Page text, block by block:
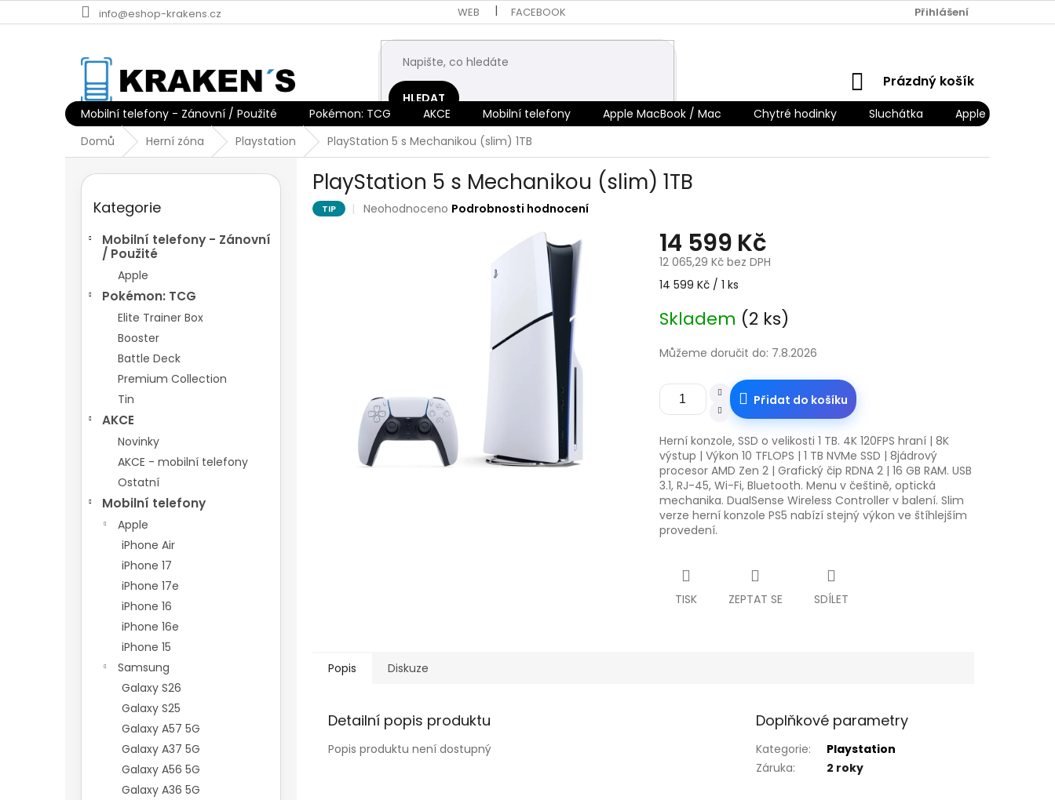
na
info@eshop-krakens.cz WEB FACEBOOK Přihlášení
HLEDAT
NÁKUPNÍ
KOŠÍK
Prázdný košík
Mobilní telefony - Zánovní / Použité Pokémon: TCG AKCE Mobilní telefony Apple MacBook / Mac Chytré hodinky Sluchátka
Apple Náhradní
Domů
Herní zóna Playstation PlayStation 5 s Mechanikou (slim) 1TB
kategorie
Kategorie
Mobilní telefony - Zánovní
/ Použité
Apple
Pokémon: TCG
Elite Trainer Box
Booster
Battle Deck
Premium Collection
Tin
AKCE
Novinky
AKCE - mobilní telefony
Ostatní
Mobilní telefony
Apple
iPhone Air
iPhone 17
iPhone 17e
iPhone 16
iPhone 16e
iPhone 15
Samsung
Galaxy S26
Galaxy S25
Galaxy A57 5G
Galaxy A37 5G
Galaxy A56 5G
Galaxy A36 5G
PlayStation 5 s Mechanikou (slim) 1TB
TIP
Průměrné
Neohodnoceno Podrobnosti hodnocení
14 599 Kč
12 065,29 Kč bez DPH
Měrná
14 599 Kč / 1 ks
Skladem (2 ks)
Můžeme doručit do: 7.8.2026
Přidat do košíku
Herní konzole, SSD o velikosti 1 TB. 4K 120FPS hraní | 8K
výstup | Výkon 10 TFLOPS | 1 TB NVMe SSD | 8jádrový
procesor AMD Zen 2 | Grafický čip RDNA 2 | 16 GB RAM. USB
3.1, RJ-45, Wi-Fi, Bluetooth. Menu v češtině, optická
mechanika. DualSense Wireless Controller v balení. Slim
verze herní konzole PS5 nabízí stejný výkon ve štíhlejším
provedení.
TISK ZEPTAT SE SDÍLET
Popis Diskuze
Detailní popis produktu
Popis produktu není dostupný
Doplňkové parametry
Kategorie:
Playstation
Záruka: 2 roky